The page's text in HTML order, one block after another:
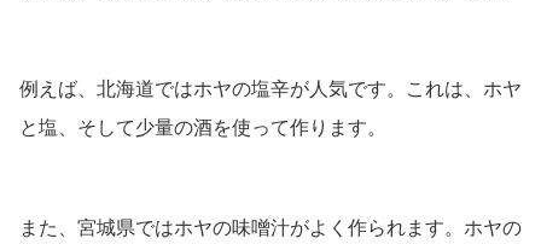
例えば、北海道ではホヤの塩辛が人気です。これは、ホヤ
と塩、そして少量の酒を使って作ります。
また、宮城県ではホヤの味噌汁がよく作られます。ホヤの